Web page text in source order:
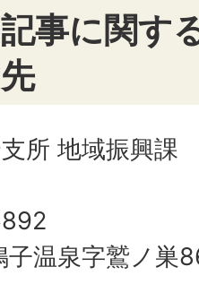
事に関す
所 地域振興課
子温泉字鷲ノ巣